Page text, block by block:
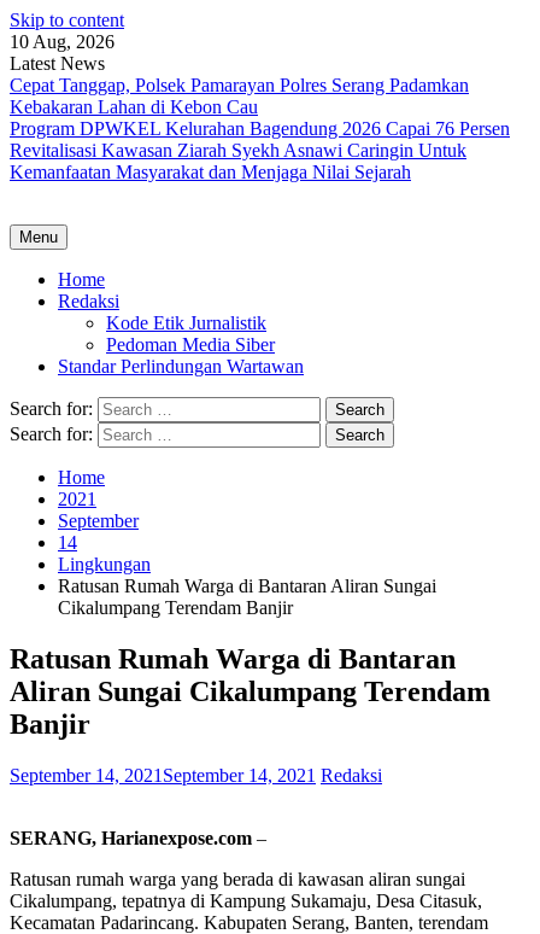
Skip to content
10 Aug, 2026
Latest News
Cepat Tanggap, Polsek Pamarayan Polres Serang Padamkan
Kebakaran Lahan di Kebon Cau
Program DPWKEL Kelurahan Bagendung 2026 Capai 76 Persen
Revitalisasi Kawasan Ziarah Syekh Asnawi Caringin Untuk
Kemanfaatan Masyarakat dan Menjaga Nilai Sejarah
Menu
Home
Redaksi
Kode Etik Jurnalistik
Pedoman Media Siber
Standar Perlindungan Wartawan
Search for:
Search for:
Home
2021
September
14
Lingkungan
Ratusan Rumah Warga di Bantaran Aliran Sungai
Cikalumpang Terendam Banjir
Ratusan Rumah Warga di Bantaran
Aliran Sungai Cikalumpang Terendam
Banjir
September 14, 2021 September 14, 2021 Redaksi
SERANG, Harianexpose.com –
Ratusan rumah warga yang berada di kawasan aliran sungai
Cikalumpang, tepatnya di Kampung Sukamaju, Desa Citasuk,
Kecamatan Padarincang. Kabupaten Serang, Banten, terendam